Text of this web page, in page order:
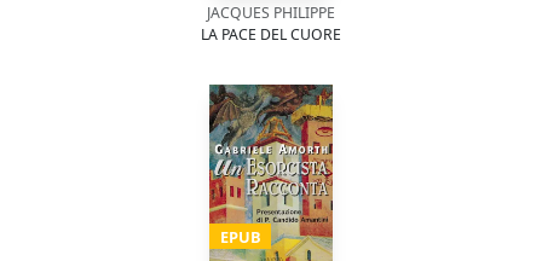
JACQUES PHILIPPE
LA PACE DEL CUORE
EPUB